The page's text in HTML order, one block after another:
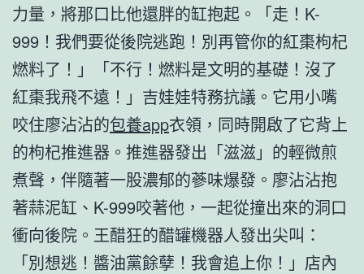
力量，將那口比他還胖的缸抱起。「走！K-
999！我們要從後院逃跑！別再管你的紅棗枸杞
燃料了！」「不行！燃料是文明的基礎！沒了
紅棗我飛不遠！」吉娃娃特務抗議。它用小嘴
咬住廖沾沾的包養app衣領，同時開啟了它背上
的枸杞推進器。推進器發出「滋滋」的輕微煎
煮聲，伴隨著一股濃郁的蔘味爆發。廖沾沾抱
著蒜泥缸、K-999咬著他，一起從撞出來的洞口
衝向後院。王醋狂的醋罐機器人發出尖叫：
「別想逃！醬油黨餘孽！我會追上你！」店內